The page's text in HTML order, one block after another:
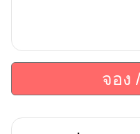
จอง